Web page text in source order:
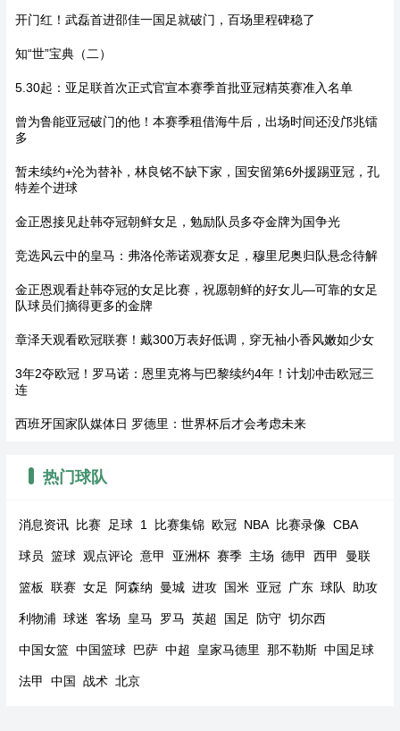
开门红！武磊首进邵佳一国足就破门，百场里程碑稳了
知“世”宝典（二）
5.30起：亚足联首次正式官宣本赛季首批亚冠精英赛准入名单
曾为鲁能亚冠破门的他！本赛季租借海牛后，出场时间还没邝兆镭
多
暂未续约+沦为替补，林良铭不缺下家，国安留第6外援踢亚冠，孔
特差个进球
金正恩接见赴韩夺冠朝鲜女足，勉励队员多夺金牌为国争光
竞选风云中的皇马：弗洛伦蒂诺观赛女足，穆里尼奥归队悬念待解
金正恩观看赴韩夺冠的女足比赛，祝愿朝鲜的好女儿—可靠的女足
队球员们摘得更多的金牌
章泽天观看欧冠联赛！戴300万表好低调，穿无袖小香风嫩如少女
3年2夺欧冠！罗马诺：恩里克将与巴黎续约4年！计划冲击欧冠三
连
西班牙国家队媒体日 罗德里：世界杯后才会考虑未来
热门球队
消息资讯 比赛 足球 1 比赛集锦 欧冠 NBA 比赛录像 CBA
球员 篮球 观点评论 意甲 亚洲杯 赛季 主场 德甲 西甲 曼联
篮板 联赛 女足 阿森纳 曼城 进攻 国米 亚冠 广东 球队 助攻
利物浦 球迷 客场 皇马 罗马 英超 国足 防守 切尔西
中国女篮 中国篮球 巴萨 中超 皇家马德里 那不勒斯 中国足球
法甲 中国 战术 北京